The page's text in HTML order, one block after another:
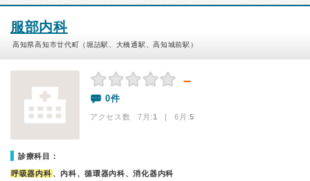
服部内科
高知県高知市廿代町（堀詰駅、大橋通駅、高知城前駅）
－
0件
アクセス数 7月:1 | 6月:5
診療科目：
呼吸器内科 、内科、循環器内科、消化器内科